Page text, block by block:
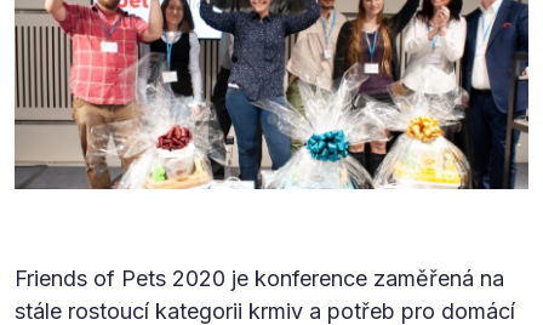
Friends of Pets 2020 je konference zaměřená na
stále rostoucí kategorii krmiv a potřeb pro domácí